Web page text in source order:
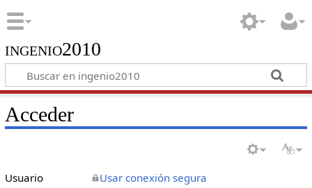
ingenio2010
Acceder
Usuario Usar conexión segura